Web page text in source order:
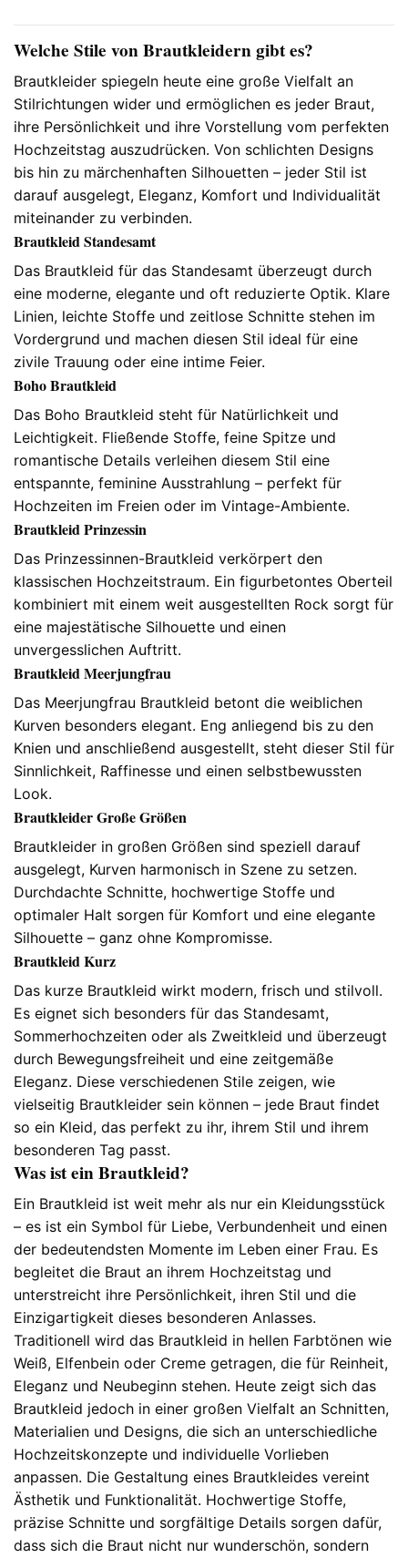
Welche Stile von Brautkleidern gibt es?
Brautkleider spiegeln heute eine große Vielfalt an
Stilrichtungen wider und ermöglichen es jeder Braut,
ihre Persönlichkeit und ihre Vorstellung vom perfekten
Hochzeitstag auszudrücken. Von schlichten Designs
bis hin zu märchenhaften Silhouetten – jeder Stil ist
darauf ausgelegt, Eleganz, Komfort und Individualität
miteinander zu verbinden.
Brautkleid Standesamt
Das Brautkleid für das Standesamt überzeugt durch
eine moderne, elegante und oft reduzierte Optik. Klare
Linien, leichte Stoffe und zeitlose Schnitte stehen im
Vordergrund und machen diesen Stil ideal für eine
zivile Trauung oder eine intime Feier.
Boho Brautkleid
Das Boho Brautkleid steht für Natürlichkeit und
Leichtigkeit. Fließende Stoffe, feine Spitze und
romantische Details verleihen diesem Stil eine
entspannte, feminine Ausstrahlung – perfekt für
Hochzeiten im Freien oder im Vintage-Ambiente.
Brautkleid Prinzessin
Das Prinzessinnen-Brautkleid verkörpert den
klassischen Hochzeitstraum. Ein figurbetontes Oberteil
kombiniert mit einem weit ausgestellten Rock sorgt für
eine majestätische Silhouette und einen
unvergesslichen Auftritt.
Brautkleid Meerjungfrau
Das Meerjungfrau Brautkleid betont die weiblichen
Kurven besonders elegant. Eng anliegend bis zu den
Knien und anschließend ausgestellt, steht dieser Stil für
Sinnlichkeit, Raffinesse und einen selbstbewussten
Look.
Brautkleider Große Größen
Brautkleider in großen Größen sind speziell darauf
ausgelegt, Kurven harmonisch in Szene zu setzen.
Durchdachte Schnitte, hochwertige Stoffe und
optimaler Halt sorgen für Komfort und eine elegante
Silhouette – ganz ohne Kompromisse.
Brautkleid Kurz
Das kurze Brautkleid wirkt modern, frisch und stilvoll.
Es eignet sich besonders für das Standesamt,
Sommerhochzeiten oder als Zweitkleid und überzeugt
durch Bewegungsfreiheit und eine zeitgemäße
Eleganz. Diese verschiedenen Stile zeigen, wie
vielseitig Brautkleider sein können – jede Braut findet
so ein Kleid, das perfekt zu ihr, ihrem Stil und ihrem
besonderen Tag passt.
Was ist ein Brautkleid?
Ein Brautkleid ist weit mehr als nur ein Kleidungsstück
– es ist ein Symbol für Liebe, Verbundenheit und einen
der bedeutendsten Momente im Leben einer Frau. Es
begleitet die Braut an ihrem Hochzeitstag und
unterstreicht ihre Persönlichkeit, ihren Stil und die
Einzigartigkeit dieses besonderen Anlasses.
Traditionell wird das Brautkleid in hellen Farbtönen wie
Weiß, Elfenbein oder Creme getragen, die für Reinheit,
Eleganz und Neubeginn stehen. Heute zeigt sich das
Brautkleid jedoch in einer großen Vielfalt an Schnitten,
Materialien und Designs, die sich an unterschiedliche
Hochzeitskonzepte und individuelle Vorlieben
anpassen. Die Gestaltung eines Brautkleides vereint
Ästhetik und Funktionalität. Hochwertige Stoffe,
präzise Schnitte und sorgfältige Details sorgen dafür,
dass sich die Braut nicht nur wunderschön, sondern